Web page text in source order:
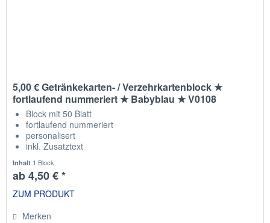
5,00 € Getränkekarten- / Verzehrkartenblock ★
fortlaufend nummeriert ★ Babyblau ★ V0108
Block mit 50 Blatt
fortlaufend nummeriert
personalisert
inkl. Zusatztext
Inhalt 1 Block
ab 4,50 € *
ZUM PRODUKT
Merken